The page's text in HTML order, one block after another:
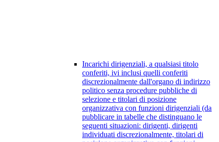
Incarichi dirigenziali, a qualsiasi titolo
conferiti, ivi inclusi quelli conferiti
discrezionalmente dall'organo di indirizzo
politico senza procedure pubbliche di
selezione e titolari di posizione
organizzativa con funzioni dirigenziali (da
pubblicare in tabelle che distinguano le
seguenti situazioni: dirigenti, dirigenti
individuati discrezionalmente, titolari di